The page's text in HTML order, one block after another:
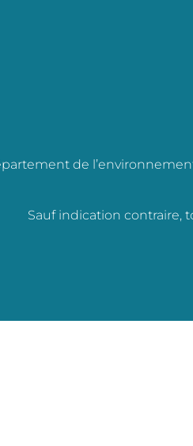
de
Sauf indication contraire,